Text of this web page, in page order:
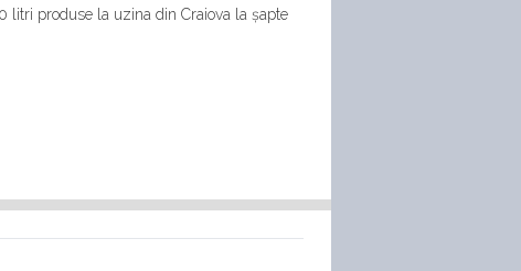
litri produse la uzina din Craiova la șapte